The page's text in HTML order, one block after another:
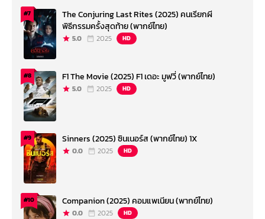
#7
The Conjuring Last Rites (2025) คนเรียกผี
พิธีกรรมครั้งสุดท้าย (พากย์ไทย)
5.0 2025 HD
#8 F1 The Movie (2025) F1 เดอะ มูฟวี่ (พากย์ไทย)
5.0 2025 HD
#9 Sinners (2025) ซินเนอร์ส (พากย์ไทย) 1X
0.0 2025 HD
#10 Companion (2025) คอมแพเนียน (พากย์ไทย)
0.0 2025 HD